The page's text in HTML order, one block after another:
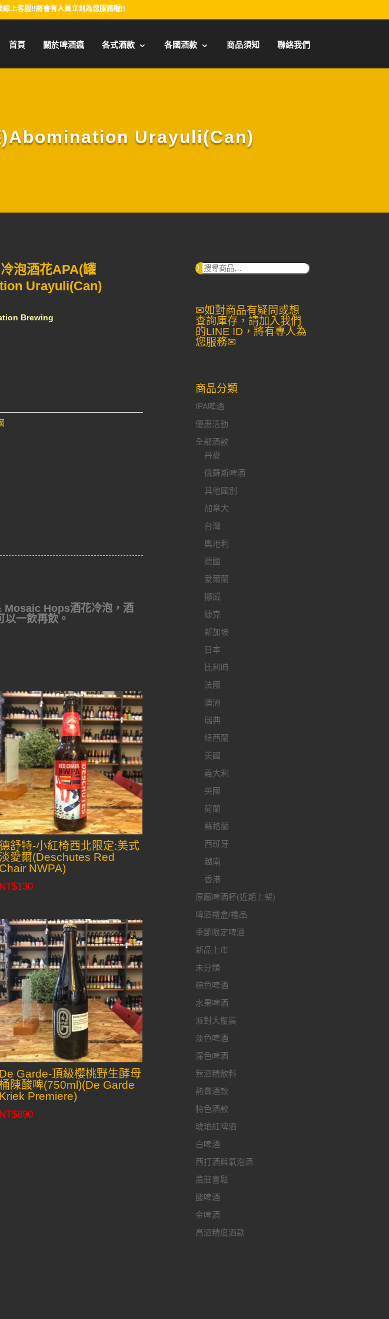
上客服!!將會有人員立刻為您服務喔!!
首頁 關於啤酒瘋 各式酒款 各國酒款 商品須知 聯絡我們
)Abomination Urayuli(Can)
泡酒花APA(罐
Urayuli(Can)
Brewing
Mosaic Hops酒花冷泡，酒
一飲再飲。
舒特-小紅椅西北限定:美式
淡愛爾(Deschutes Red
Chair NWPA)
NT$130
De Garde-頂級櫻桃野生酵母
陳酸啤(750ml)(De Garde
Kriek Premiere)
NT$890
搜
✉如對商品有疑問或想
查詢庫存，請加入我們
的LINE ID，將有專人為
您服務✉
商品分類
IPA啤酒
優惠活動
全部酒款
丹麥
俄羅斯啤酒
其他國別
加拿大
台灣
奧地利
德國
愛爾蘭
挪威
捷克
新加坡
日本
比利時
法國
澳洲
瑞典
紐西蘭
美國
義大利
英國
荷蘭
蘇格蘭
西班牙
越南
香港
原廠啤酒杯(近期上架)
啤酒禮盒/禮品
季節限定啤酒
新品上市
未分類
棕色啤酒
水果啤酒
派對大瓶裝
淡色啤酒
深色啤酒
無酒精飲料
熱賣酒款
特色酒款
琥珀紅啤酒
白啤酒
西打酒與氣泡酒
農莊喜鬆
酸啤酒
金啤酒
高酒精度酒款